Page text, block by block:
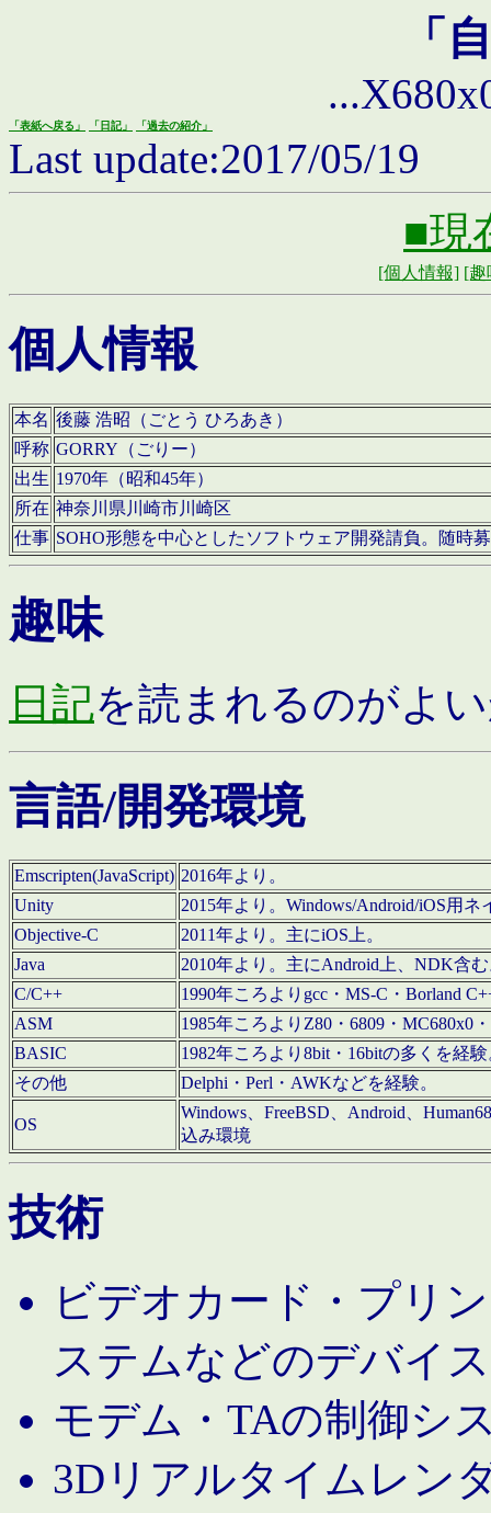
「
「表紙へ戻る」 「日記」 「過去の紹介」
Last update:2017/05/19
■現
[個人情報] [趣
個人情報
本名 後藤 浩昭（ごとう ひろあき）
呼称 GORRY（ごりー）
出生 1970年（昭和45年）
所在 神奈川県川崎市川崎区
仕事 SOHO形態を中心としたソフトウェア開発請負。随時
趣味
日記を読まれるのがよ
言語/開発環境
Emscripten(JavaScript) 2016年より。
Unity
2015年より。Windows/Android/iOS用
Objective-C
2011年より。主にiOS上。
Java
2010年より。主にAndroid上、NDK含
C/C++
1990年ころよりgcc・MS-C・Borland
ASM
1985年ころよりZ80・6809・MC680x0
BASIC
1982年ころより8bit・16bitの多くを経
その他
Delphi・Perl・AWKなどを経験。
OS
Windows、FreeBSD、Android、
込み環境
技術
ビデオカード・プリ
ステムなどのデバイ
モデム・TAの制御シ
3Dリアルタイムレン